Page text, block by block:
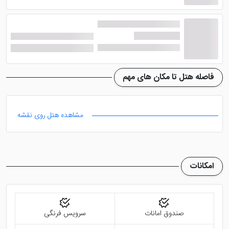
هتل تفلیس بسیار تمیز بوده و با میزهایی شیک چیده شده
است. در سالن بار هتل هم می توانید نوشیدنی های الکلی و
غیر الکلی را نوش جان کرده و ساعاتی را به خوشی سپری
کنید.
هتل آل سیزنس تفلیس خدمات دربان و میز تور را در اختیار
میهمانان قرار می دهد تا برای گردش در این شهر مشکلی
خانواده، اتاق های غیر سیگاری، پذیرش 24 ساعته و ... از
دیگر خدماتی هستند که در این هتل زیبای تفلیس ارائه می
فاصله هتل تا مکان های مهم
مشاهده هتل روی نقشه
امکانات
صندوق امانات سرویس فرنگی